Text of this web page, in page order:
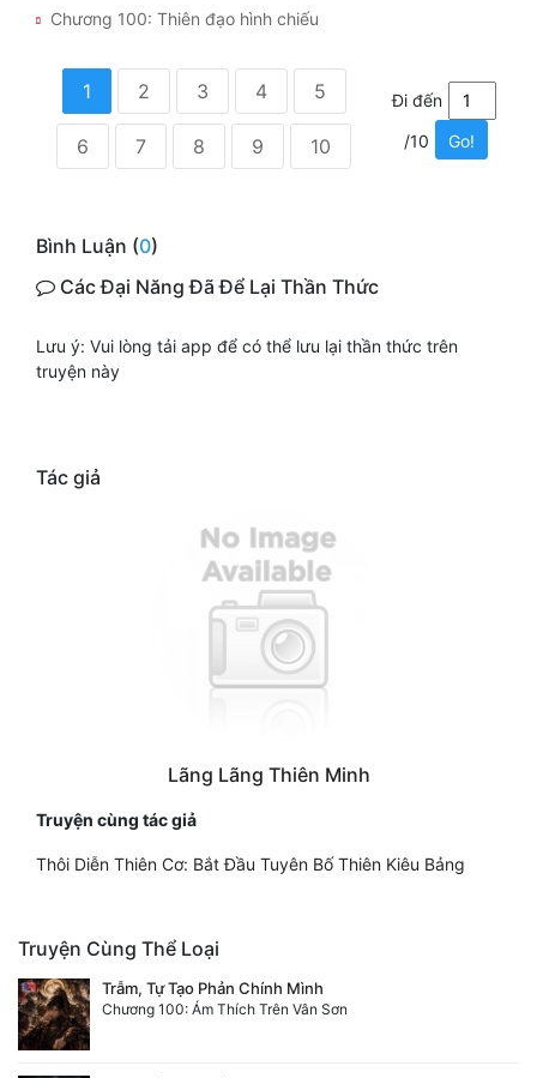
Chương 100: Thiên đạo hình chiếu
1 2 3 4 5
6 7 8 9 10
Đi đến
/10
Go!
Bình Luận (0)
Các Đại Năng Đã Để Lại Thần Thức
Lưu ý: Vui lòng tải app để có thể lưu lại thần thức trên
truyện này
Tác giả
Lãng Lãng Thiên Minh
Truyện cùng tác giả
Thôi Diễn Thiên Cơ: Bắt Đầu Tuyên Bố Thiên Kiêu Bảng
Truyện Cùng Thể Loại
Trẫm, Tự Tạo Phản Chính Mình
Chương 100: Ám Thích Trên Vân Sơn